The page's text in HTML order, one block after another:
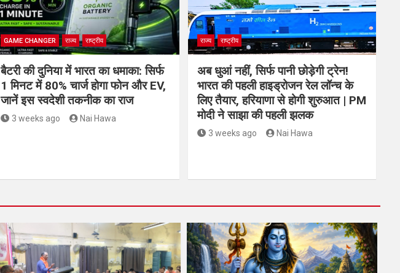
GAME CHANGER राज्य राष्ट्रीय
बैटरी की दुनिया में भारत का धमाका: सिर्फ
1 मिनट में 80% चार्ज होगा फोन और EV,
जानें इस स्वदेशी तकनीक का राज
3 weeks ago Nai Hawa
राज्य राष्ट्रीय
अब धुआं नहीं, सिर्फ पानी छोड़ेगी ट्रेन!
भारत की पहली हाइड्रोजन रेल लॉन्च के
लिए तैयार, हरियाणा से होगी शुरुआत | PM
मोदी ने साझा की पहली झलक
3 weeks ago Nai Hawa